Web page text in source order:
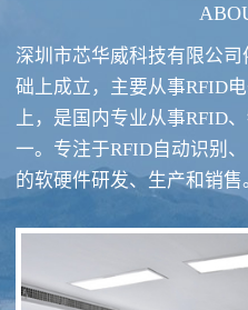
RFID酒类防伪系统方案
深圳市芯华威科技有限公
础上成立，主要从事RFID
上，是国内专业从事RFID
一。专注于RFID自动识别
的软硬件研发、生产和销